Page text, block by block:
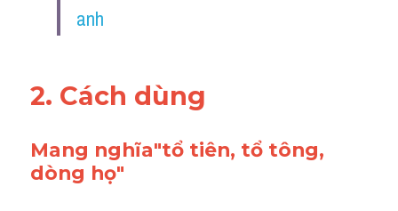
anh
2. Cách dùng
Mang nghĩa"tổ tiên, tổ tông,
dòng họ"